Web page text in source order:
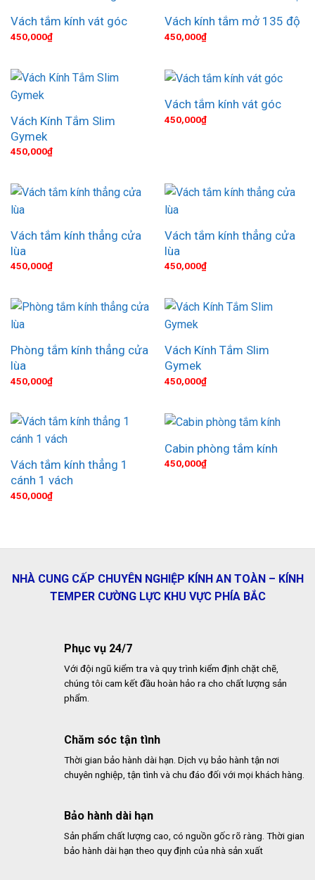
Vách tắm kính vát góc
450,000₫
Vách kính tắm mở 135 độ
450,000₫
Vách Kính Tắm Slim
Gymek
450,000₫
Vách tắm kính vát góc
450,000₫
Vách tắm kính thẳng cửa
lùa
450,000₫
Vách tắm kính thẳng cửa
lùa
450,000₫
Phòng tắm kính thẳng cửa
lùa
450,000₫
Vách Kính Tắm Slim
Gymek
450,000₫
Vách tắm kính thẳng 1
cánh 1 vách
450,000₫
Cabin phòng tắm kính
450,000₫
NHÀ CUNG CẤP CHUYÊN NGHIỆP KÍNH AN TOÀN – KÍNH
TEMPER CƯỜNG LỰC KHU VỰC PHÍA BẮC
Phục vụ 24/7
Với đội ngũ kiểm tra và quy trình kiểm định chặt chẽ,
chúng tôi cam kết đầu hoàn hảo ra cho chất lượng sản
phẩm.
Chăm sóc tận tình
Thời gian bảo hành dài hạn. Dịch vụ bảo hành tận nơi
chuyên nghiệp, tận tình và chu đáo đối với mọi khách hàng.
Bảo hành dài hạn
Sản phẩm chất lượng cao, có nguồn gốc rõ ràng. Thời gian
bảo hành dài hạn theo quy định của nhà sản xuất